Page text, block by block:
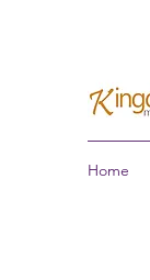
Home